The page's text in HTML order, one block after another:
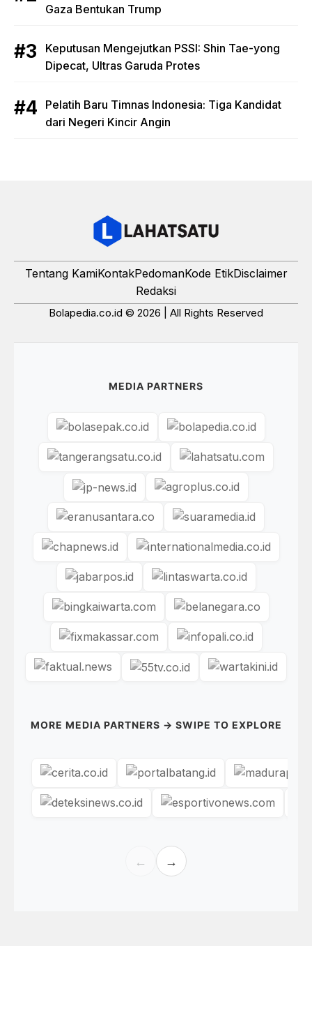
Gaza Bentukan Trump
Keputusan Mengejutkan PSSI: Shin Tae-yong
Dipecat, Ultras Garuda Protes
Pelatih Baru Timnas Indonesia: Tiga Kandidat
dari Negeri Kincir Angin
Tentang KamiKontakPedomanKode EtikDisclaimer
Redaksi
Bolapedia.co.id © 2026 | All Rights Reserved
MEDIA PARTNERS
MORE MEDIA PARTNERS → SWIPE TO EXPLORE
← →